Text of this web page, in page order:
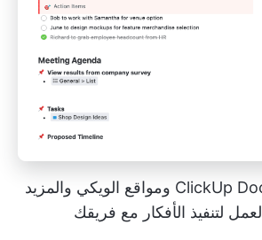
أنشئ مستندات ClickUp Docs ومواقع الويكي والمزيد
لتنفيذ الأفكار مع فريقك